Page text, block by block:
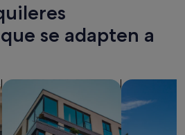
se adapten a
Buscar apartamentos Buscar villas